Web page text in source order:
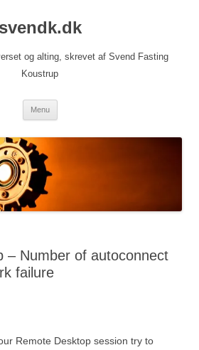
svendk.dk
og alting, skrevet af Svend Fasting
Koustrup
Menu
– Number of autoconnect
failure
Remote Desktop session try to